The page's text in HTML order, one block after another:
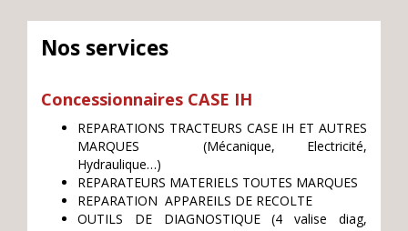
Nos services
Concessionnaires CASE IH
REPARATIONS TRACTEURS CASE IH ET AUTRES
MARQUES (Mécanique, Electricité,
Hydraulique…)
REPARATEURS MATERIELS TOUTES MARQUES
REPARATION APPAREILS DE RECOLTE
OUTILS DE DIAGNOSTIQUE (4 valise diag,